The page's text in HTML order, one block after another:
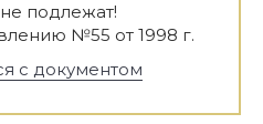
подлежат!
№55 от 1998 г.
с документом